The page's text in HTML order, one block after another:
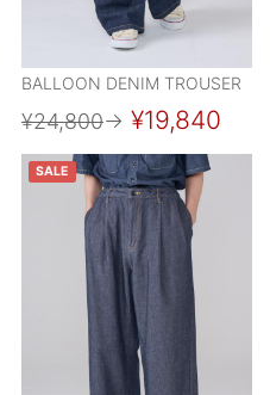
BALLOON DENIM TROUSER
¥24,800→ ¥19,840
SALE